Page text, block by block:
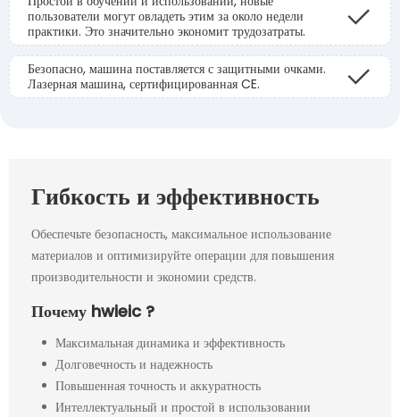
пользователи могут овладеть этим за около недели
практики. Это значительно экономит трудозатраты.
Безопасно, машина поставляется с защитными очками.
Лазерная машина, сертифицированная CE.
Гибкость и эффективность
Обеспечьте безопасность, максимальное использование
материалов и оптимизируйте операции для повышения
производительности и экономии средств.
Почему hwieic ?
Максимальная динамика и эффективность
Долговечность и надежность
Повышенная точность и аккуратность
Интеллектуальный и простой в использовании